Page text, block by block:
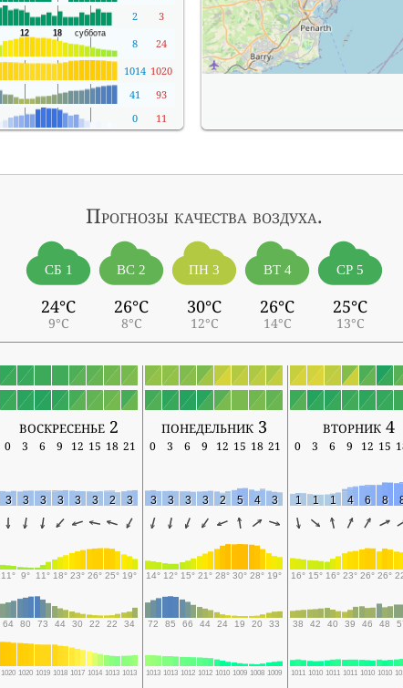
2
3
8
24
1014 1020
41
93
0 11
Прогнозы качества воздуха.
СБ 1
24°C
9°C
ВС 2
26°C
8°C
ПН 3
30°C
12°C
ВТ 4
26°C
14°C
СР 5
25°C
13°C
воскресенье 2 понедельник 3 вторник 4
0 3 6 9 12 15 18 21 0 3 6 9 12 15 18 21 0 3 6 9 12 15
3 3 3 3 3 3 2 3 3 3 3 3 2 5 4 3 1 1 1 4 6 8
11° 9° 11° 18° 23° 26° 25° 19° 14° 12° 15° 21° 28° 30° 28° 19° 16° 15° 16° 23° 26° 26°
64 80 73 44 30 22 22 34 72 85 66 44 24 19 20 33 38 42 40 39 46 48
1020 1020 1019 1018 1017 1014 1013 1013 1013 1013 1012 1012 1010 1009 1008 1009 1011 1010 1011 1011 1010 1010